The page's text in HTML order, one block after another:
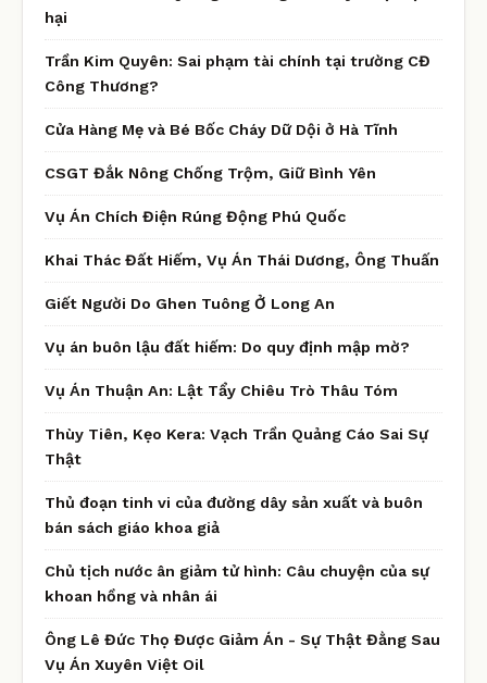
hại
Trần Kim Quyên: Sai phạm tài chính tại trường CĐ
Công Thương?
Cửa Hàng Mẹ và Bé Bốc Cháy Dữ Dội ở Hà Tĩnh
CSGT Đắk Nông Chống Trộm, Giữ Bình Yên
Vụ Án Chích Điện Rúng Động Phú Quốc
Khai Thác Đất Hiếm, Vụ Án Thái Dương, Ông Thuấn
Giết Người Do Ghen Tuông Ở Long An
Vụ án buôn lậu đất hiếm: Do quy định mập mờ?
Vụ Án Thuận An: Lật Tẩy Chiêu Trò Thâu Tóm
Thùy Tiên, Kẹo Kera: Vạch Trần Quảng Cáo Sai Sự
Thật
Thủ đoạn tinh vi của đường dây sản xuất và buôn
bán sách giáo khoa giả
Chủ tịch nước ân giảm tử hình: Câu chuyện của sự
khoan hồng và nhân ái
Ông Lê Đức Thọ Được Giảm Án - Sự Thật Đằng Sau
Vụ Án Xuyên Việt Oil